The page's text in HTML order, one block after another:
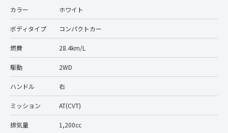
カラー ホワイト
ボディタイプ コンパクトカー
燃費 28.4km/L
駆動 2WD
ハンドル 右
ミッション AT(CVT)
排気量 1,200cc